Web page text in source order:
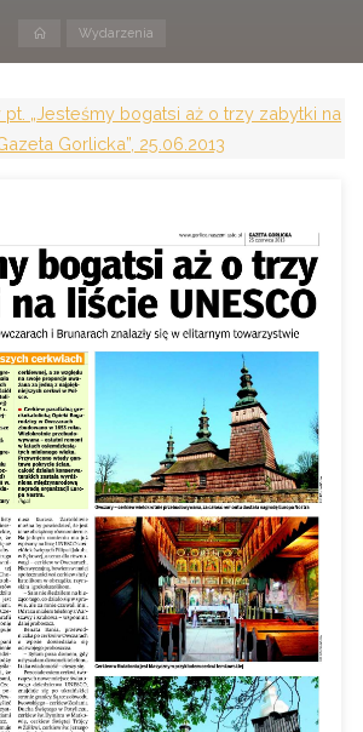
StronaWydarzenia
pt. „Jesteśmy bogatsi aż o trzy zabytki na
Gorlicka”, 25.06.2013